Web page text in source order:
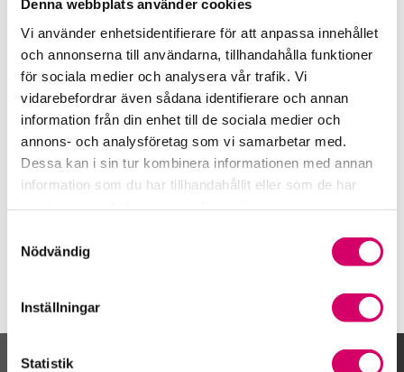
Denna webbplats använder cookies
Vi använder enhetsidentifierare för att anpassa innehållet
och annonserna till användarna, tillhandahålla funktioner
för sociala medier och analysera vår trafik. Vi
vidarebefordrar även sådana identifierare och annan
information från din enhet till de sociala medier och
annons- och analysföretag som vi samarbetar med.
Dessa kan i sin tur kombinera informationen med annan
information som du har tillhandahållit eller som de har
Nödvändig
Inställningar
Statistik
Mälardalens
Redovisningstjänster AB
Srf Auktoriserade konsulter
Jörgen Holmberg
Auktoriserad Redovisningskonsult